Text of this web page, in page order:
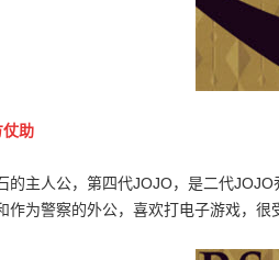
仗助
的主人公，第四代JOJO，是二代
作为警察的外公，喜欢打电子游戏，很